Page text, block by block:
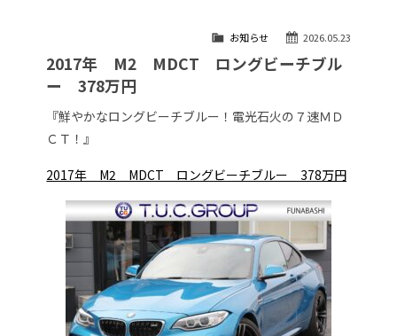
自動車保険
TUCとは？
納車blog
スタッフblog
会社概要
2026.05.23
お知らせ
2017年 M2 MDCT ロングビーチブル
ー 378万円
『鮮やかなロングビーチブルー！電光石火の７速ＭＤ
ＣＴ！』
2017年 M2 MDCT ロングビーチブルー 378万円